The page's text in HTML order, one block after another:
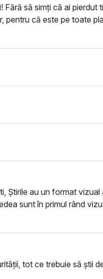
să simți că ai pierdut
pentru că este pe toate
Știrile au un format
sunt în primul rând
tot ce trebuie să știi